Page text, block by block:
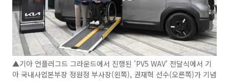
▲기아 언플러그드 그라운드에서 진행된 'PV5 WAV' 전달식에서 기
아 국내사업본부장 정원정 부사장(왼쪽), 권재혁 선수(오른쪽)가 기념